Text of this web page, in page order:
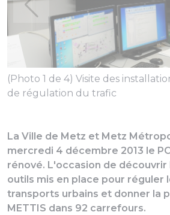
(Photo 1 de 4) Visite des
de régulation du trafic
La Ville de Metz et Metz
mercredi 4 décembre 2013 le
rénové. L'occasion de découvrir
outils mis en place pour réguler
transports urbains et donner la
METTIS dans 92 carrefours.